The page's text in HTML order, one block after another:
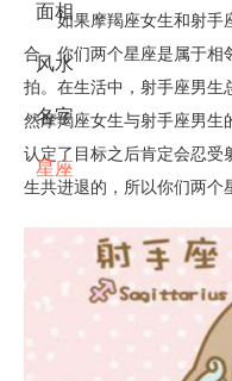
面相
风水
名字
星座
如果摩羯座女生和射手
合，你们两个星座是属于相
拍。在生活中，射手座男生
然摩羯座女生与射手座男生
认定了目标之后肯定会忍受
生共进退的，所以你们两个